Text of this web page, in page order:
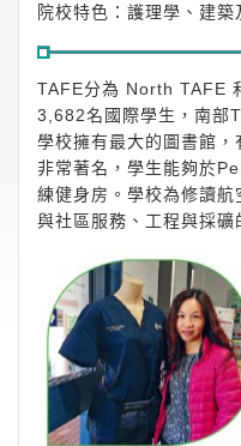
院校特色：護理學、建
TAFE分為 North TAFE
3,682名國際學生，南部
學校擁有最大的圖書館
非常著名，學生能夠於
練健身房。學校為修讀
與社區服務、工程與採礦